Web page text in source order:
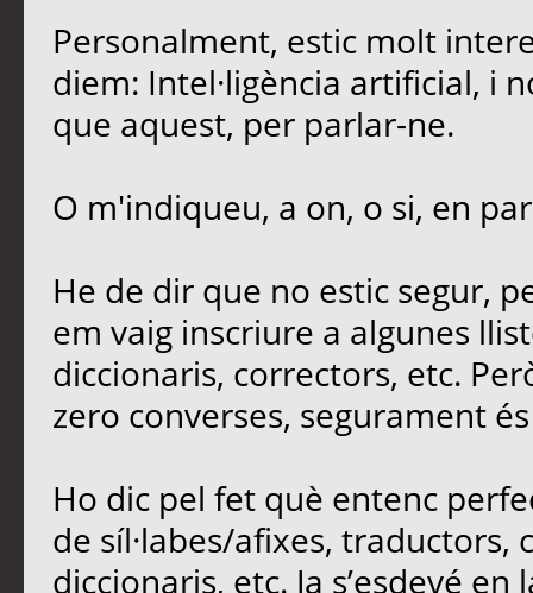
Personalment, estic molt
diem: Intel·ligència artificial, i
que aquest, per parlar-ne.
O m'indiqueu, a on, o si, en
He de dir que no estic segur,
em vaig inscriure a algunes
diccionaris, correctors, etc.
zero converses, segurament
Ho dic pel fet què entenc
de síl·labes/afixes, traductors,
diccionaris, etc. Ja s’esdevé